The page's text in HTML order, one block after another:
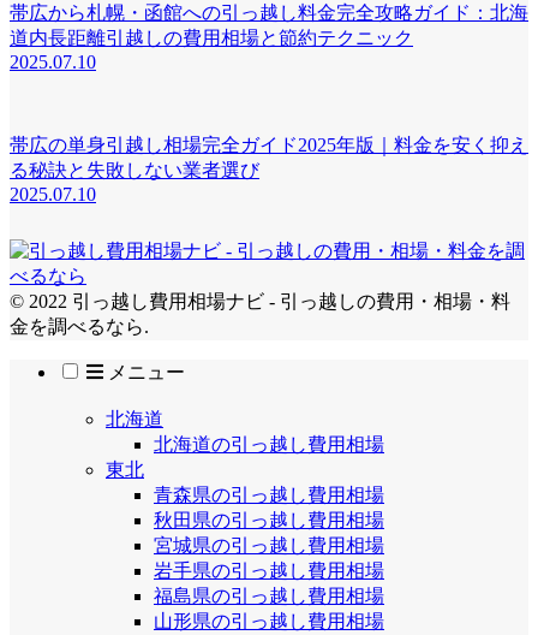
帯広から札幌・函館への引っ越し料金完全攻略ガイド：北海
道内長距離引越しの費用相場と節約テクニック
2025.07.10
帯広の単身引越し相場完全ガイド2025年版｜料金を安く抑え
る秘訣と失敗しない業者選び
2025.07.10
© 2022 引っ越し費用相場ナビ - 引っ越しの費用・相場・料
金を調べるなら.
メニュー
北海道
北海道の引っ越し費用相場
東北
青森県の引っ越し費用相場
秋田県の引っ越し費用相場
宮城県の引っ越し費用相場
岩手県の引っ越し費用相場
福島県の引っ越し費用相場
山形県の引っ越し費用相場